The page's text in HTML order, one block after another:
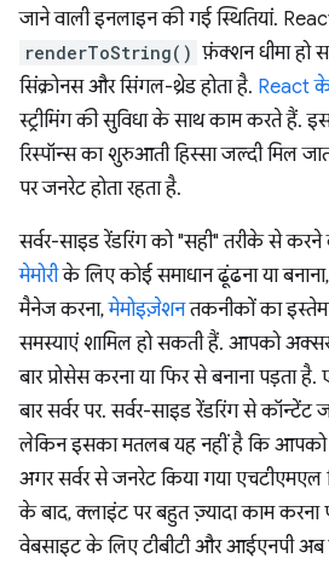
जाने वाली इनलाइन की गई स्थितियां.
renderToString() फ़ंक्शन धीमा हो
सिंक्रोनस और सिंगल-थ्रेड होता है. React के
स्ट्रीमिंग की सुविधा के साथ काम करते हैं.
रिस्पॉन्स का शुरुआती हिस्सा जल्दी मिल
पर जनरेट होता रहता है.
सर्वर-साइड रेंडरिंग को "सही" तरीके से
मेमोरीके लिए कोई समाधान ढूंढना या
मैनेज करना,मेमोइज़ेशनतकनीकों का
समस्याएं शामिल हो सकती हैं. आपको
बार प्रोसेस करना या फिर से बनाना पड़ता
बार सर्वर पर. सर्वर-साइड रेंडरिंग से
लेकिन इसका मतलब यह नहीं है कि आपको
अगर सर्वर से जनरेट किया गया एचटीएमएल
के बाद, क्लाइंट पर बहुत ज़्यादा काम
वेबसाइट के लिए टीबीटी और आईएनपी अब